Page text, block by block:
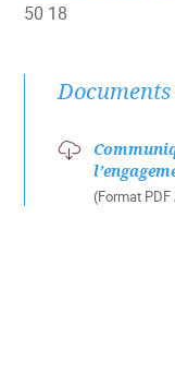
50 18
(Format